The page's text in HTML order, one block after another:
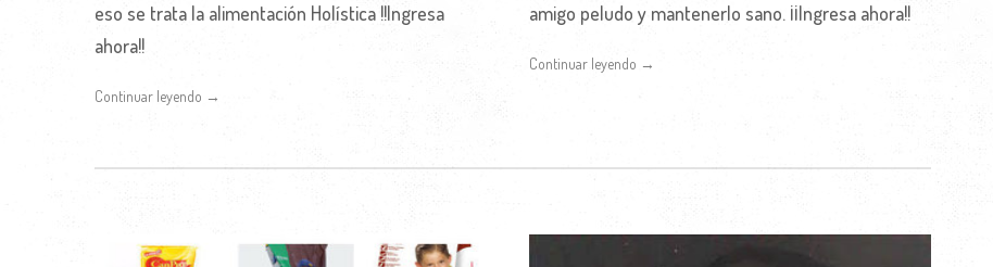
eso se trata la alimentación Holística !!Ingresa
ahora!!
Continuar leyendo →
amigo peludo y mantenerlo sano. ¡¡Ingresa ahora!!
Continuar leyendo →